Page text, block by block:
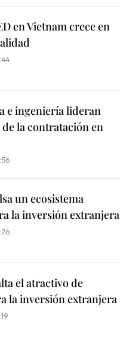
en Vietnam crece en
e ingeniería lideran
la contratación en
un ecosistema
la inversión extranjera
el atractivo de
la inversión extranjera